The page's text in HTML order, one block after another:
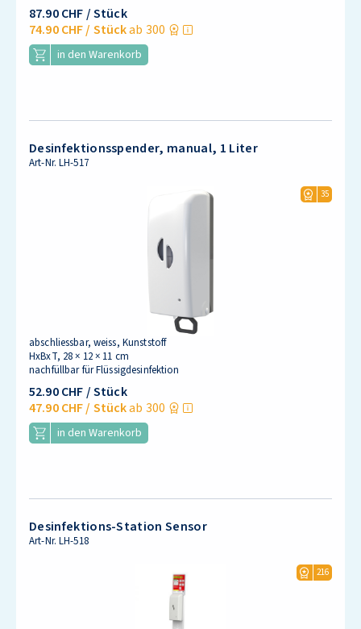
87.90 CHF/ Stück
74.90 CHF/ Stückab 300
in den Warenkorb
Desinfektionsspender, manual, 1 Liter
Art-Nr.LH-517
35
abschliessbar, weiss, Kunststoff
HxBxT, 28 × 12 × 11 cm
nachfüllbar für Flüssigdesinfektion
52.90 CHF/ Stück
47.90 CHF/ Stückab 300
in den Warenkorb
Desinfektions-Station Sensor
Art-Nr.LH-518
216